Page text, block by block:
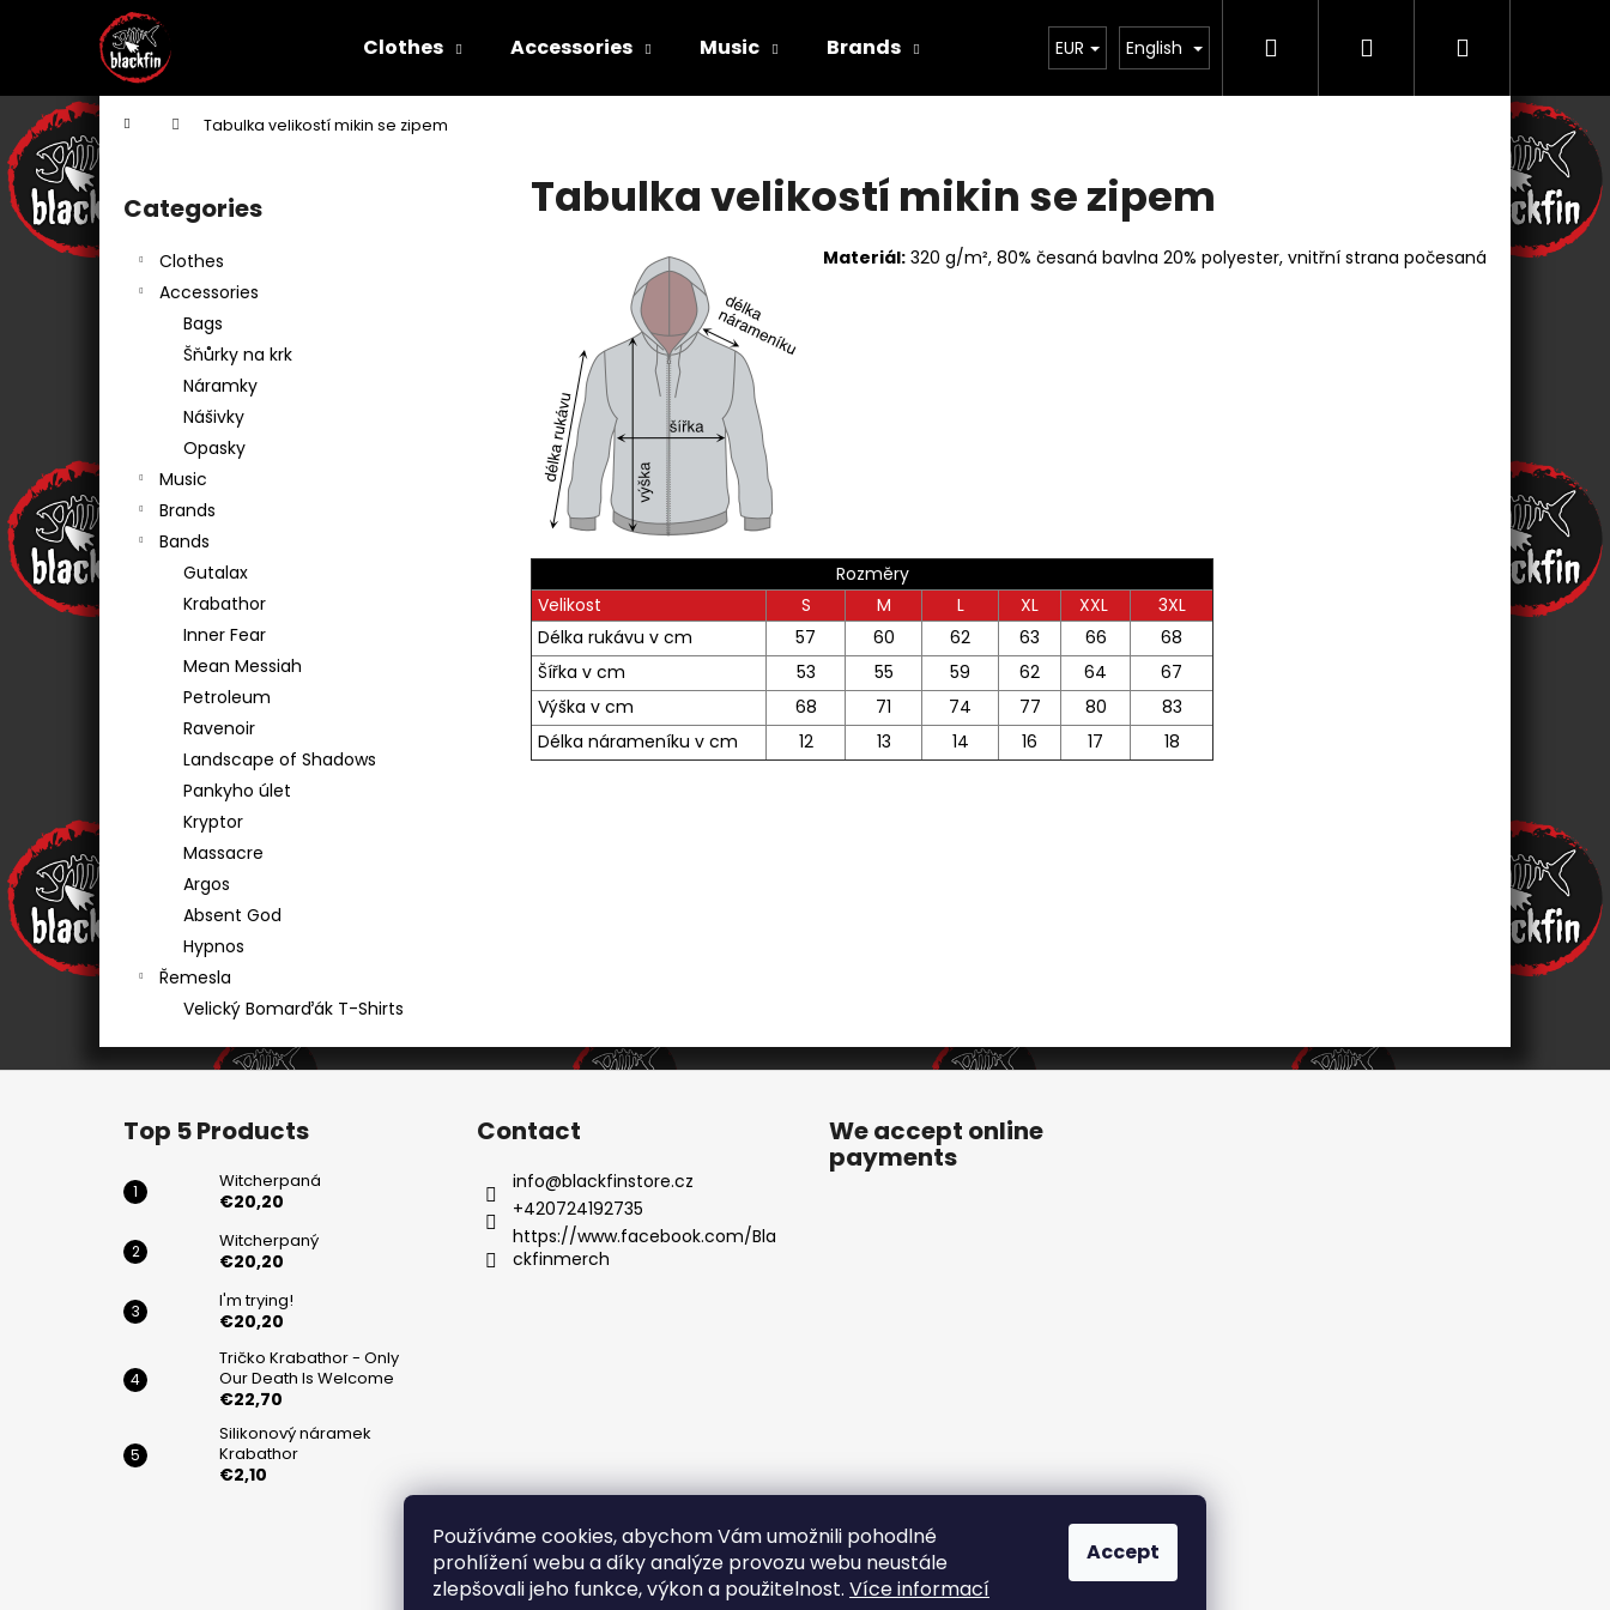
Používáme cookies, abychom Vám umožnili pohodlné
prohlížení webu a díky analýze provozu webu neustále
zlepšovali jeho funkce, výkon a použitelnost. Více informací
Accept
Clothes Accessories Music Brands Řemesla Contact us
EUR English Search Login Shopping
cart
Home Tabulka velikostí mikin se zipem
S
i
d
e
Skip
categories
Categories
Clothes
Accessories
Bags
Šňůrky na krk
Náramky
Nášivky
Opasky
Music
Brands
Bands
Gutalax
Krabathor
Inner Fear
Mean Messiah
Petroleum
Ravenoir
Landscape of Shadows
Pankyho úlet
Kryptor
Massacre
Argos
Absent God
Hypnos
Řemesla
Velický Bomarďák T-Shirts
Tabulka velikostí mikin se zipem
Materiál: 320 g/m², 80% česaná bavlna 20% polyester, vnitřní strana počesaná
Rozměry
Velikost
S M L XL XXL
3XL
Délka rukávu v cm
57 60 62 63 66
68
Šířka v cm
53 55 59 62 64
67
Výška v cm
68 71 74 77 80
83
Délka nárameníku v cm
12 13 14 16 17 18
t
Back
shopping
Back
shopping
We recommend
WITCHERPANÁ
€20,20
WITCHERPANÝ
F
Top 5 Products
Witcherpaná
€20,20
Witcherpaný
€20,20
I'm trying!
€20,20
Tričko Krabathor - Only
Our Death Is Welcome
€22,70
Silikonový náramek
Krabathor
€2,10
Contact
info@blackfinstore.cz
+420724192735
https://www.facebook.com/Bla
ckfinmerch
We accept online
payments
Privacy Policy | Terms and Conditions | Care Instructions for Printed Textile | Returns